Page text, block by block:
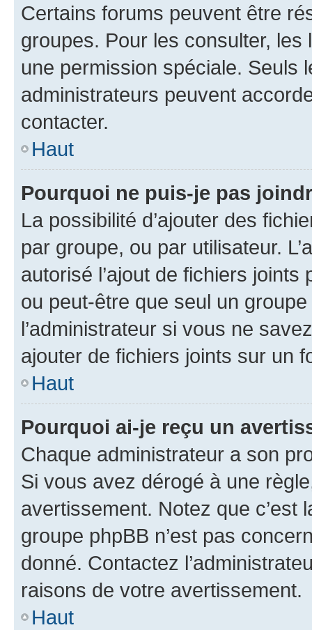
Certains forums peuvent être
groupes. Pour les consulter,
une permission spéciale. Seuls
administrateurs peuvent
contacter.
Haut
Pourquoi ne puis-je pas
La possibilité d’ajouter des
par groupe, ou par utilisateur.
autorisé l’ajout de fichiers
ou peut-être que seul un
l’administrateur si vous ne
ajouter de fichiers joints sur un
Haut
Pourquoi ai-je reçu un
Chaque administrateur a son
Si vous avez dérogé à une
avertissement. Notez que c’est
groupe phpBB n’est pas
donné. Contactez
raisons de votre avertissement.
Haut